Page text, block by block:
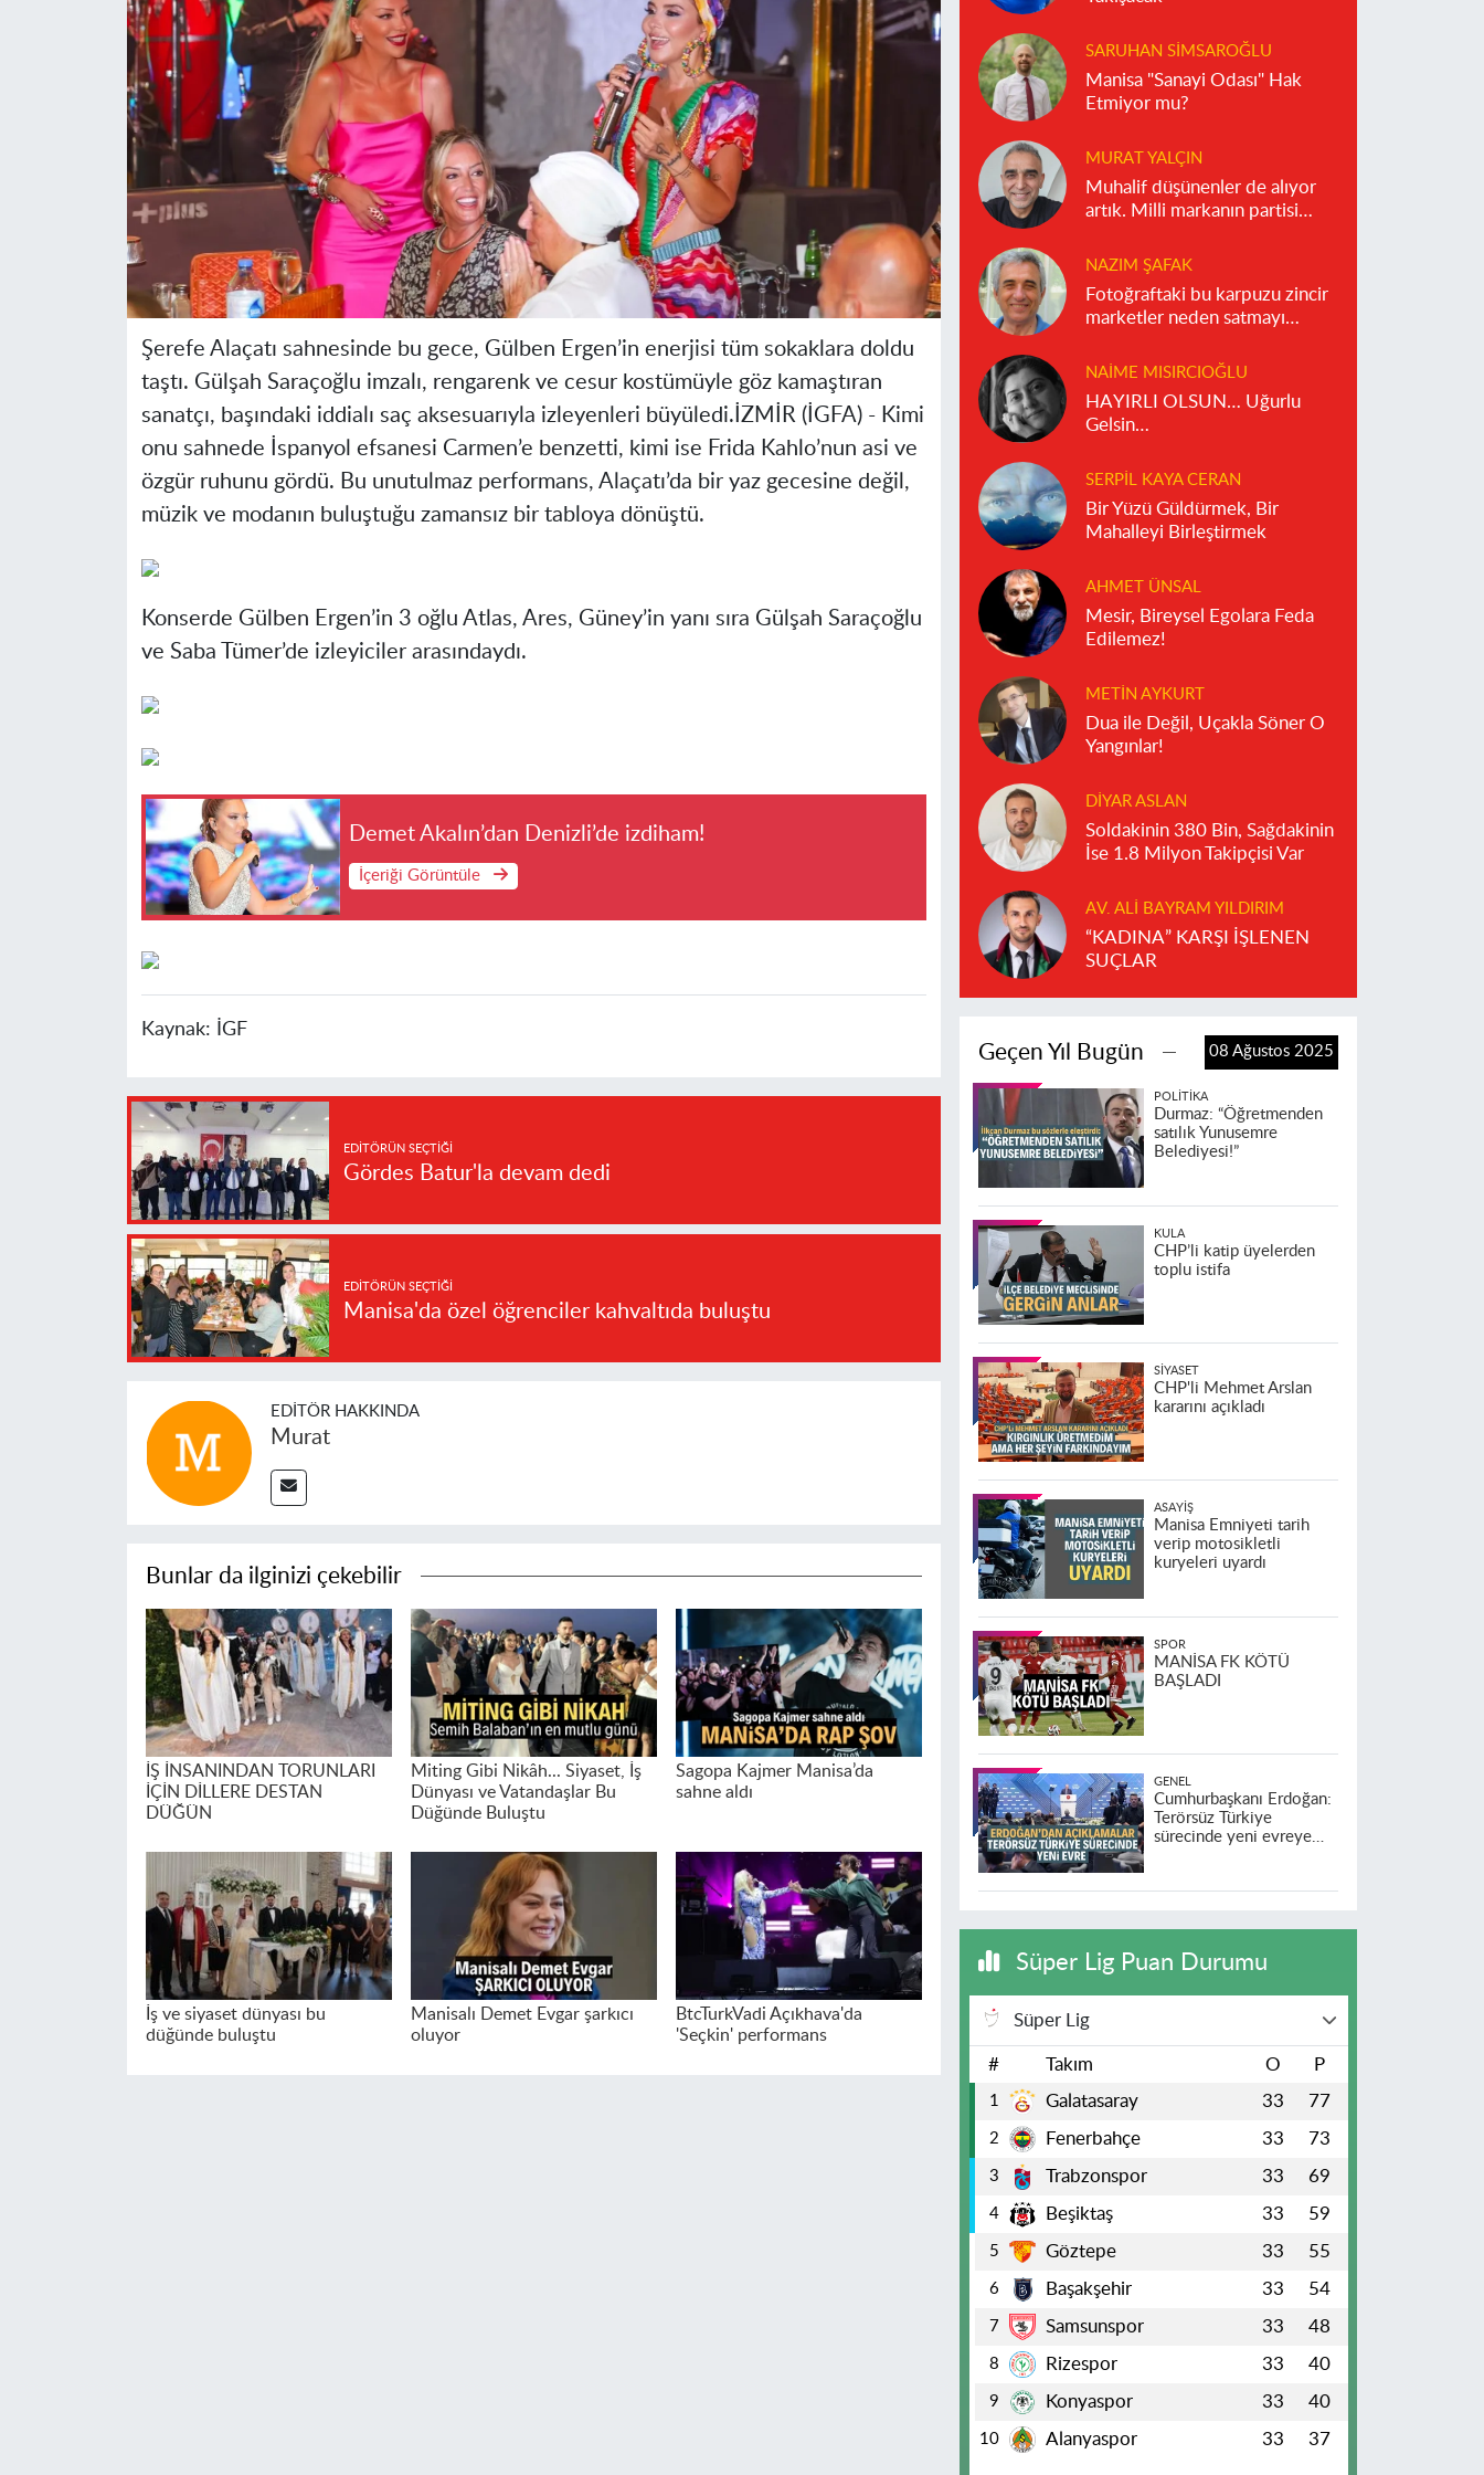
Şerefe Alaçatı sahnesinde bu gece, Gülben Ergen’in enerjisi tüm sokaklara doldu
taştı. Gülşah Saraçoğlu imzalı, rengarenk ve cesur kostümüyle göz kamaştıran
sanatçı, başındaki iddialı saç aksesuarıyla izleyenleri büyüledi.İZMİR (İGFA) - Kimi
onu sahnede İspanyol efsanesi Carmen’e benzetti, kimi ise Frida Kahlo’nun asi ve
özgür ruhunu gördü. Bu unutulmaz performans, Alaçatı’da bir yaz gecesine değil,
müzik ve modanın buluştuğu zamansız bir tabloya dönüştü.
Konserde Gülben Ergen’in 3 oğlu Atlas, Ares, Güney’in yanı sıra Gülşah Saraçoğlu
ve Saba Tümer’de izleyiciler arasındaydı.
Demet Akalın’dan Denizli’de izdiham!
İçeriği Görüntüle
Kaynak: İGF
EDITÖRÜN SEÇTIĞI
Gördes Batur'la devam dedi
EDITÖRÜN SEÇTIĞI
Manisa'da özel öğrenciler kahvaltıda buluştu
EDITÖR HAKKINDA
Murat
Bunlar da ilginizi çekebilir
İŞ İNSANINDAN TORUNLARI
İÇİN DİLLERE DESTAN
DÜĞÜN
Miting Gibi Nikâh... Siyaset, İş
Dünyası ve Vatandaşlar Bu
Düğünde Buluştu
Sagopa Kajmer Manisa’da
sahne aldı
İş ve siyaset dünyası bu
düğünde buluştu
Manisalı Demet Evgar şarkıcı
oluyor
BtcTurkVadi Açıkhava'da
'Seçkin' performans
SARUHAN SIMSAROĞLU
Manisa "Sanayi Odası" Hak
Etmiyor mu?
MURAT YALÇIN
Muhalif düşünenler de alıyor
artık. Milli markanın partisi
NAZIM ŞAFAK
Fotoğraftaki bu karpuzu zincir
marketler neden satmayı
NAIME MISIRCIOĞLU
HAYIRLI OLSUN… Uğurlu
Gelsin…
SERPIL KAYA CERAN
Bir Yüzü Güldürmek, Bir
Mahalleyi Birleştirmek
AHMET ÜNSAL
Mesir, Bireysel Egolara Feda
Edilemez!
METIN AYKURT
Dua ile Değil, Uçakla Söner O
Yangınlar!
DIYAR ASLAN
Soldakinin 380 Bin, Sağdakinin
İse 1.8 Milyon Takipçisi Var
AV. ALI BAYRAM YILDIRIM
“KADINA” KARŞI İŞLENEN
SUÇLAR
Geçen Yıl Bugün 08 Ağustos 2025
POLITIKA
Durmaz: “Öğretmenden
satılık Yunusemre
Belediyesi!”
KULA
CHP’li katip üyelerden
toplu istifa
SIYASET
CHP'li Mehmet Arslan
kararını açıkladı
ASAYIŞ
Manisa Emniyeti tarih
verip motosikletli
kuryeleri uyardı
SPOR
MANİSA FK KÖTÜ
BAŞLADI
GENEL
Cumhurbaşkanı Erdoğan:
Terörsüz Türkiye
sürecinde yeni evreye
Süper Lig Puan Durumu
Süper Lig
# Takım O P
1 Galatasaray 33 77
2 Fenerbahçe 33 73
3 Trabzonspor 33 69
4 Beşiktaş 33 59
5 Göztepe 33 55
6 Başakşehir 33 54
7 Samsunspor 33 48
8 Rizespor 33 40
9 Konyaspor 33 40
10 Alanyaspor 33 37